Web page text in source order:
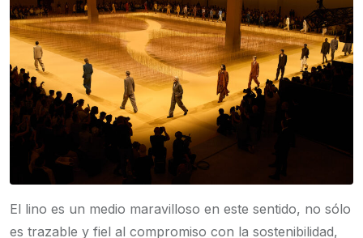
El lino es un medio maravilloso en este sentido, no sólo
es trazable y fiel al compromiso con la sostenibilidad,